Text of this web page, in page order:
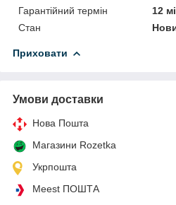
Гарантійний термін
12
Стан
Приховати
Умови доставки
Нова Пошта
Магазини Rozetka
Укрпошта
Meest ПОШТА